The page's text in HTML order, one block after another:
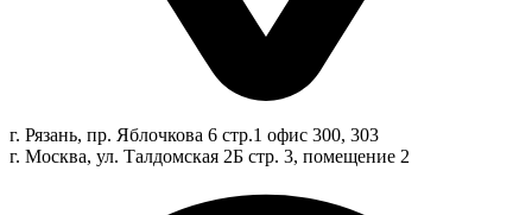
г. Рязань, пр. Яблочкова 6 стр.1 офис 300, 303
г. Москва, ул. Талдомская 2Б стр. 3, помещение 2